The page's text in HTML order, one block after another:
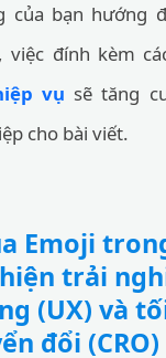
của bạn hướng
việc đính kèm
vụ sẽ tăng
cho bài viết.
Emoji
trải
(UX) và
đổi (CRO)